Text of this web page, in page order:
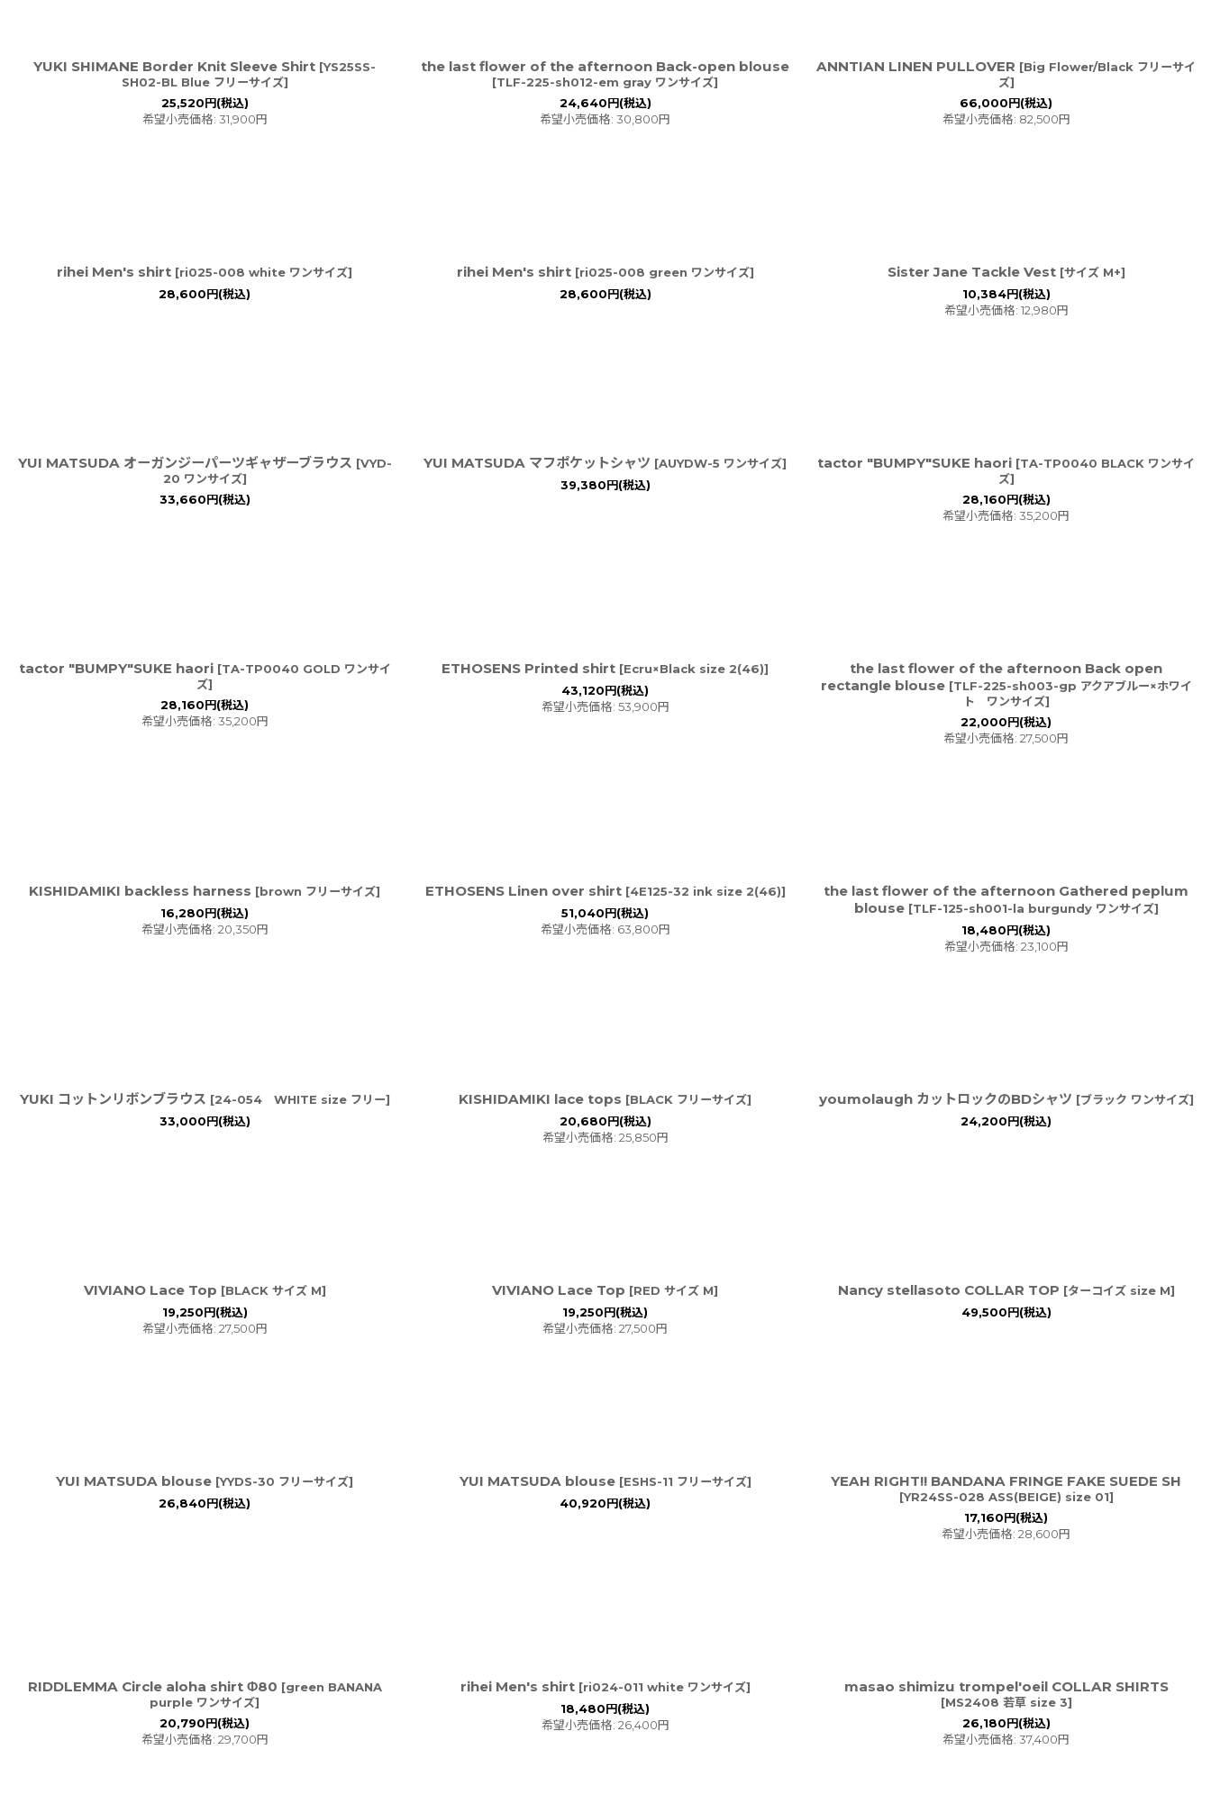
YUKI SHIMANE Border Knit Sleeve Shirt [YS25SS-
SH02-BL Blue フリーサイズ]
25,520円(税込)
希望小売価格: 31,900円
the last flower of the afternoon Back-open blouse
[TLF-225-sh012-em gray ワンサイズ]
24,640円(税込)
希望小売価格: 30,800円
ANNTIAN LINEN PULLOVER [Big Flower/Black フリーサイ
ズ]
66,000円(税込)
希望小売価格: 82,500円
rihei Men's shirt [ri025-008 white ワンサイズ]
28,600円(税込)
rihei Men's shirt [ri025-008 green ワンサイズ]
28,600円(税込)
Sister Jane Tackle Vest [サイズ M+]
10,384円(税込)
希望小売価格: 12,980円
YUI MATSUDA オーガンジーパーツギャザーブラウス [VYD-
20 ワンサイズ]
33,660円(税込)
YUI MATSUDA マフポケットシャツ [AUYDW-5 ワンサイズ]
39,380円(税込)
tactor "BUMPY"SUKE haori [TA-TP0040 BLACK ワンサイ
ズ]
28,160円(税込)
希望小売価格: 35,200円
tactor "BUMPY"SUKE haori [TA-TP0040 GOLD ワンサイ
ズ]
28,160円(税込)
希望小売価格: 35,200円
ETHOSENS Printed shirt [Ecru×Black size 2(46)]
43,120円(税込)
希望小売価格: 53,900円
the last flower of the afternoon Back open
rectangle blouse [TLF-225-sh003-gp アクアブルー×ホワイ
ト ワンサイズ]
22,000円(税込)
希望小売価格: 27,500円
KISHIDAMIKI backless harness [brown フリーサイズ]
16,280円(税込)
希望小売価格: 20,350円
ETHOSENS Linen over shirt [4E125-32 ink size 2(46)]
51,040円(税込)
希望小売価格: 63,800円
the last flower of the afternoon Gathered peplum
blouse [TLF-125-sh001-la burgundy ワンサイズ]
18,480円(税込)
希望小売価格: 23,100円
YUKI コットンリボンブラウス [24-054 WHITE size フリー]
33,000円(税込)
KISHIDAMIKI lace tops [BLACK フリーサイズ]
20,680円(税込)
希望小売価格: 25,850円
youmolaugh カットロックのBDシャツ [ブラック ワンサイズ]
24,200円(税込)
VIVIANO Lace Top [BLACK サイズ M]
19,250円(税込)
希望小売価格: 27,500円
VIVIANO Lace Top [RED サイズ M]
19,250円(税込)
希望小売価格: 27,500円
Nancy stellasoto COLLAR TOP [ターコイズ size M]
49,500円(税込)
YUI MATSUDA blouse [YYDS-30 フリーサイズ]
26,840円(税込)
YUI MATSUDA blouse [ESHS-11 フリーサイズ]
40,920円(税込)
YEAH RIGHT!! BANDANA FRINGE FAKE SUEDE SH
[YR24SS-028 ASS(BEIGE) size 01]
17,160円(税込)
希望小売価格: 28,600円
RIDDLEMMA Circle aloha shirt Φ80 [green BANANA
purple ワンサイズ]
20,790円(税込)
希望小売価格: 29,700円
rihei Men's shirt [ri024-011 white ワンサイズ]
18,480円(税込)
希望小売価格: 26,400円
masao shimizu trompel'oeil COLLAR SHIRTS
[MS2408 若草 size 3]
26,180円(税込)
希望小売価格: 37,400円